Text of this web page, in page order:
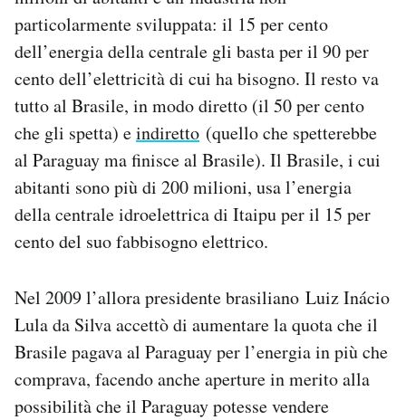
particolarmente sviluppata: il 15 per cento
dell’energia della centrale gli basta per il 90 per
cento dell’elettricità di cui ha bisogno. Il resto va
tutto al Brasile, in modo diretto (il 50 per cento
che gli spetta) eindiretto (quello che spetterebbe
al Paraguay ma finisce al Brasile). Il Brasile, i cui
abitanti sono più di 200 milioni, usa l’energia
della centrale idroelettrica di Itaipu per il 15 per
cento del suo fabbisogno elettrico.
Nel 2009 l’allora presidente brasiliano Luiz Inácio
Lula da Silva accettò di aumentare la quota che il
Brasile pagava al Paraguay per l’energia in più che
comprava, facendo anche aperture in merito alla
possibilità che il Paraguay potesse vendere